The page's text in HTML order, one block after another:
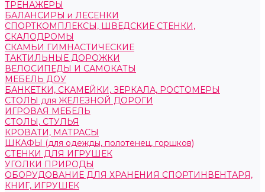
ТРЕНАЖЕРЫ
БАЛАНСИРЫ и ЛЕСЕНКИ
СПОРТКОМПЛЕКСЫ, ШВЕДСКИЕ СТЕНКИ,
СКАЛОДРОМЫ
СКАМЬИ ГИМНАСТИЧЕСКИЕ
ТАКТИЛЬНЫЕ ДОРОЖКИ
ВЕЛОСИПЕДЫ И САМОКАТЫ
МЕБЕЛЬ ДОУ
БАНКЕТКИ, СКАМЕЙКИ, ЗЕРКАЛА, РОСТОМЕРЫ
СТОЛЫ для ЖЕЛЕЗНОЙ ДОРОГИ
ИГРОВАЯ МЕБЕЛЬ
СТОЛЫ, СТУЛЬЯ
КРОВАТИ, МАТРАСЫ
ШКАФЫ (для одежды, полотенец, горшков)
СТЕНКИ ДЛЯ ИГРУШЕК
УГОЛКИ ПРИРОДЫ
ОБОРУДОВАНИЕ ДЛЯ ХРАНЕНИЯ СПОРТИНВЕНТАРЯ,
КНИГ, ИГРУШЕК